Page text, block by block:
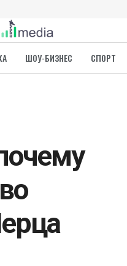
ШОУ-БИЗНЕС СПОРТ